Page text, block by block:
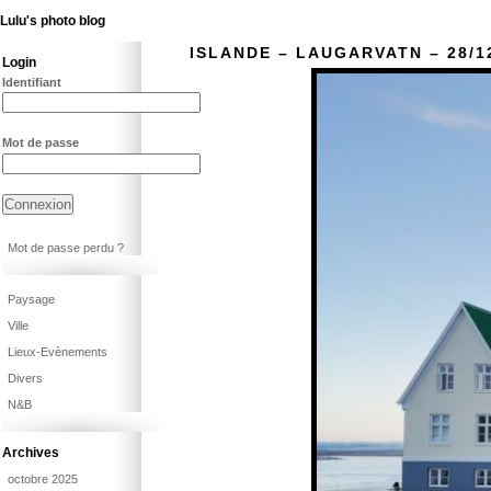
Lulu's photo blog
ISLANDE – LAUGARVATN – 28/
Login
Identifiant
Mot de passe
Mot de passe perdu ?
Paysage
Ville
Lieux-Evènements
Divers
N&B
Archives
octobre 2025